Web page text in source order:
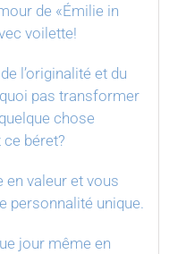
de «Émilie in
voilette!
l’originalité et du
pas transformer
chose
ce béret?
valeur et vous
personnalité unique.
jour même en